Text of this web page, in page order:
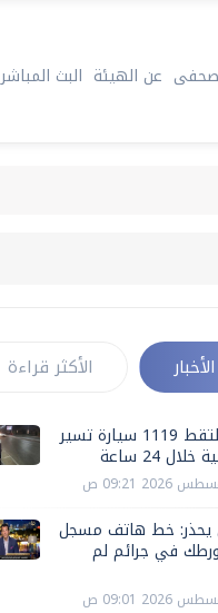
عن الهيئة البث المباشر
الأكثر قراءة
رادار المرور يلتقط 1119 سيارة تسير
24 ساعة
يحذر: خط هاتف مسجل
في جرائم لم